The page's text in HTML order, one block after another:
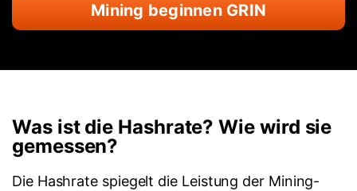
Mining beginnen GRIN
Was ist die Hashrate? Wie wird sie
gemessen?
Die Hashrate spiegelt die Leistung der Mining-